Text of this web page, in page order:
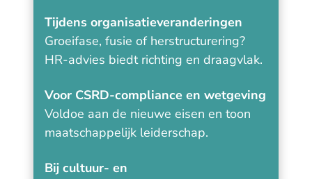
Tijdens organisatieveranderingen
Groeifase, fusie of herstructurering?
HR-advies biedt richting en draagvlak.
Voor CSRD-compliance en wetgeving
Voldoe aan de nieuwe eisen en toon
maatschappelijk leiderschap.
Bij cultuur- en